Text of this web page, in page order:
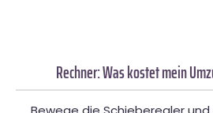
Rechner: Was kostet mein